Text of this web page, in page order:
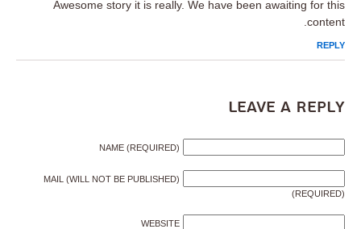
Awesome story it is really. We have been awaiting for this
content.
REPLY
Leave a Reply
NAME (REQUIRED)
MAIL (WILL NOT BE PUBLISHED)
(REQUIRED)
WEBSITE